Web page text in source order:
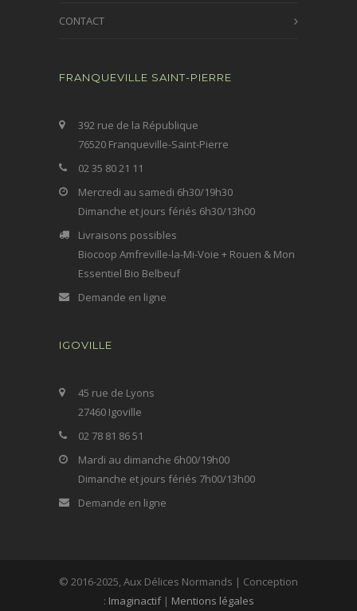
CONTACT
FRANQUEVILLE SAINT-PIERRE
392 rue de la République
76520 Franqueville-Saint-Pierre
02 35 80 21 11
Mercredi au samedi 6h30/19h30
Dimanche et jours fériés 6h30/13h00
Livraisons possibles
Biocoop Amfreville-la-Mi-Voie + Rouen & Mon
Essentiel Bio Belbeuf
Demande en ligne
IGOVILLE
45 rue de Lyons
27460 Igoville
02 78 81 86 51
Mardi au dimanche 6h00/19h00
Dimanche et jours fériés 7h00/13h00
Demande en ligne
© 2016-2025, Aux Délices Normands | Conception
: Imaginactif| Mentions légales